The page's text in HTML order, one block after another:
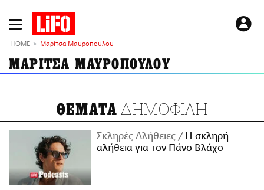
το
LIFO SHOP
ΕΙΔΗΣΕΙΣ
CULTURE
PODCASTS
Plus
HOME Μαρίτσα Μαυροπούλου
ΜΑΡΙΤΣΑ ΜΑΥΡΟΠΟΥΛΟΥ
ΘΕΜΑΤΑ ΔΗΜΟΦΙΛΗ
Σκληρές Αλήθειες
H σκληρή
αλήθεια για τον Πάνο Βλάχο